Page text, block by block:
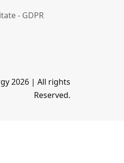
- GDPR
2026 | All rights
Reserved.